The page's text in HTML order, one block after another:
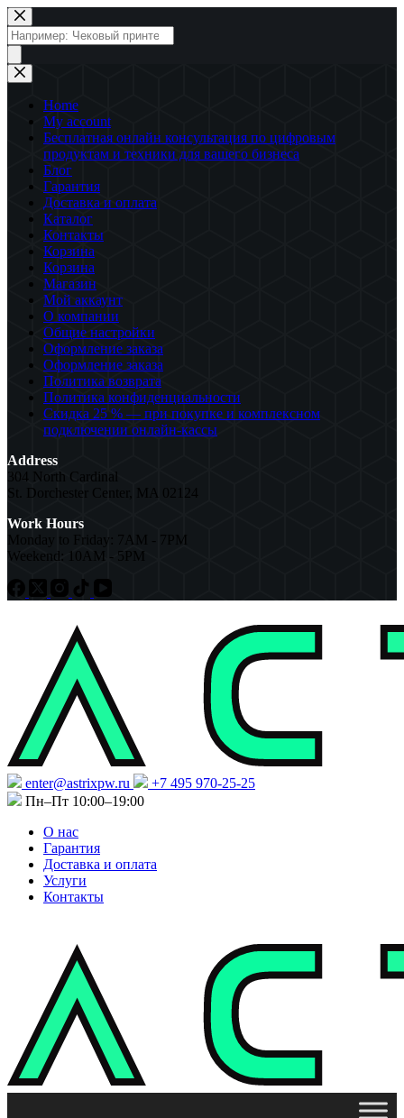
Перейти
к
сути
Поиск
товаров
Home
My account
Бесплатная онлайн консультация по цифровым
продуктам и техники для вашего бизнеса
Блог
Гарантия
Доставка и оплата
Каталог
Контакты
Корзина
Корзина
Магазин
Мой аккаунт
О компании
Общие настройки
Оформление заказа
Оформление заказа
Политика возврата
Политика конфиденциальности
Скидка 25 % — при покупке и комплексном
подключении онлайн-кассы
Address
304 North Cardinal
St. Dorchester Center, MA 02124
Work Hours
Monday to Friday: 7AM - 7PM
Weekend: 10AM - 5PM
enter@astrixpw.ru
+7 495 970-25-25
Пн–Пт 10:00–19:00
О нас
Гарантия
Доставка и оплата
Услуги
Контакты